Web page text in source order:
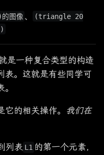
图像 、
(triangle 20
是一种复合类型的构造
表。这就是有些同学可
的相关操作。 我们在
列表 L1 的第一个元素，